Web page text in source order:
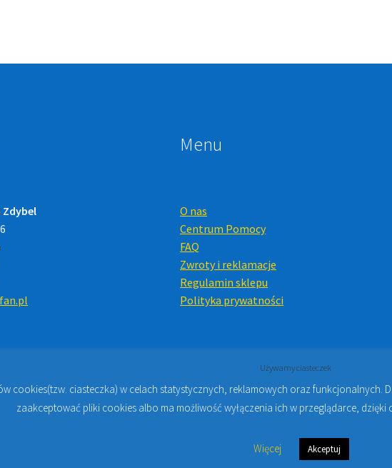
Menu
O nas
Centrum Pomocy
FAQ
Zwroty i reklamacje
Regulamin sklepu
Polityka prywatności
| Sklep Stomatologiczny Online i Kursy Online Warszawa- Sklep
Używamy ciasteczek
cookies(tzw. ciasteczka) w celach statystycznych, reklamowych oraz
zaakceptować pliki cookies albo ma możliwość wyłączenia ich w przeglądarce, dzięki
Więcej Akceptuj